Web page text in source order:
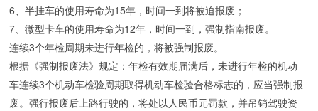
6、半挂车的使用寿命为15年，时间一到将被迫报废；
7、微型卡车的使用寿命为12年，时间一到，强制指南报废。
连续3个年检周期未进行年检的，将被强制报废。
根据《强制报废法》规定：年检有效期届满后，未进行年检的机动
车连续3个机动车检验周期取得机动车检验合格标志的，应当强制报
废。强行报废后上路行驶的，将处以人民币元罚款，并吊销驾驶资